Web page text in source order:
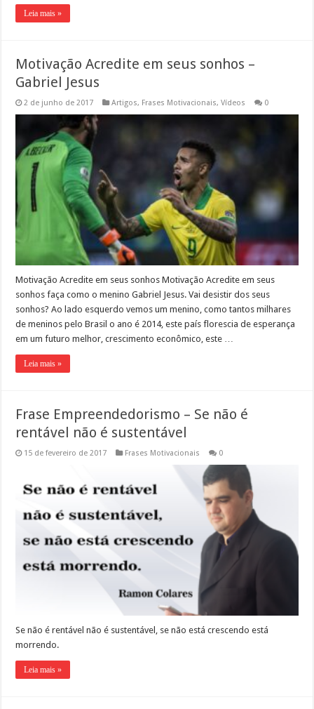
Leia mais »
Motivação Acredite em seus sonhos –
Gabriel Jesus
2 de junho de 2017 Artigos, Frases Motivacionais,Vídeos 0
Motivação Acredite em seus sonhos Motivação Acredite em seus
sonhos faça como o menino Gabriel Jesus. Vai desistir dos seus
sonhos? Ao lado esquerdo vemos um menino, como tantos milhares
de meninos pelo Brasil o ano é 2014, este país florescia de esperança
em um futuro melhor, crescimento econômico, este …
Leia mais »
Frase Empreendedorismo – Se não é
rentável não é sustentável
15 de fevereiro de 2017 Frases Motivacionais 0
Se não é rentável não é sustentável, se não está crescendo está
morrendo.
Leia mais »